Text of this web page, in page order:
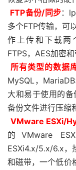
FTP备份/同步：
多个FTP传输，可
作上传和下载两
FTPS，AES加密和
所有类型的数据
MySQL，
大和易于使用的
备份文件进行压缩
VMware ESXi/
的VMware
ESXi4.x/5.x/6.x，
和磁带，一个低价